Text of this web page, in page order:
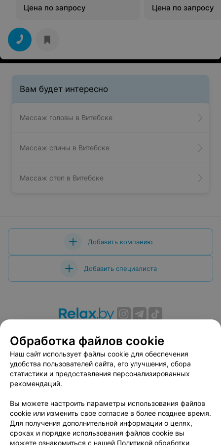
Цена по запросу
Цена по запросу
Вам будет интересно
Массаж головы в Витебске
Массаж спины в Витебске
Массаж стоп в Витебске
Добавить компанию
Добавить специалиста
Вакансии
Публичный договор
Способы оплаты
Публичный договор по использованию сервиса
«Афиша»
Пользовательское соглашение
Связаться по вопросам сотрудничества
Написать руководителю relax.by
Персональные настройки cookie
Обработка файлов cookie
Наш сайт использует файлы cookie для обеспечения
удобства пользователей сайта, его улучшения, сбора
статистики и предоставления персонализированных
рекомендаций.
Вы можете настроить параметры использования файлов
cookie или изменить свое согласие в более позднее время.
Для получения дополнительной информации о целях,
сроках и порядке использования файлов cookie вы
можете ознакомиться с нашей Политикой обработки